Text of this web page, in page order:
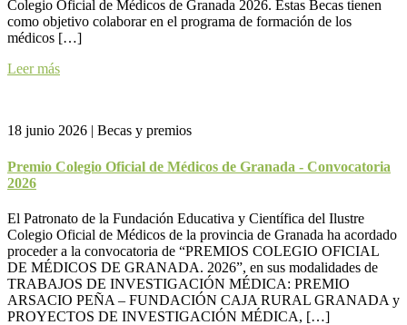
Colegio Oficial de Médicos de Granada 2026. Estas Becas tienen
como objetivo colaborar en el programa de formación de los
médicos […]
Leer más
18 junio 2026 | Becas y premios
Premio Colegio Oficial de Médicos de Granada - Convocatoria
2026
El Patronato de la Fundación Educativa y Científica del Ilustre
Colegio Oficial de Médicos de la provincia de Granada ha acordado
proceder a la convocatoria de “PREMIOS COLEGIO OFICIAL
DE MÉDICOS DE GRANADA. 2026”, en sus modalidades de
TRABAJOS DE INVESTIGACIÓN MÉDICA: PREMIO
ARSACIO PEÑA – FUNDACIÓN CAJA RURAL GRANADA y
PROYECTOS DE INVESTIGACIÓN MÉDICA, […]